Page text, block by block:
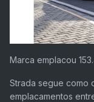
Marca emplacou
Strada segue como
emplacamentos